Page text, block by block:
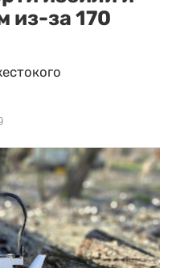
из-за 170